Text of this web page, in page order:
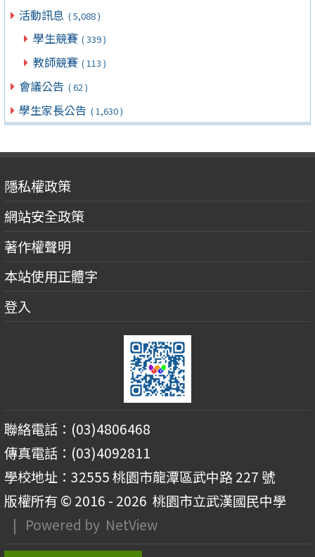
活動訊息 ( 5,088 )
學生競賽 ( 339 )
教師競賽 ( 113 )
會議公告 ( 62 )
學生家長公告 ( 1,630 )
隱私權政策
網站安全政策
著作權聲明
本站使用正體字
登入
聯絡電話：(03)4806468
傳真電話：(03)4092811
學校地址：32555 桃園市龍潭區武中路 227 號
版權所有 © 2016 - 2026 桃園市立武漢國民中學
| Powered by NetView